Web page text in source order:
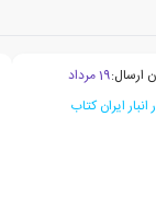
ارسال:19 مرداد